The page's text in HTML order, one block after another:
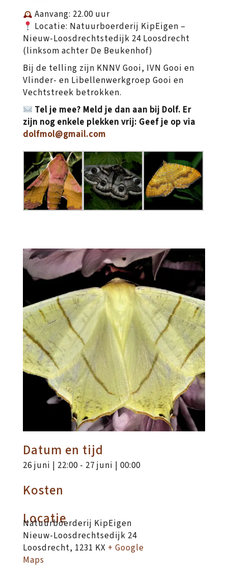
Aanvang: 22.00 uur
Locatie: Natuurboerderij KipEigen –
Nieuw-Loosdrechtstedijk 24 Loosdrecht
(linksom achter De Beukenhof)
Bij de telling zijn KNNV Gooi, IVN Gooi en
Vlinder- en Libellenwerkgroep Gooi en
Vechtstreek betrokken.
Tel je mee? Meld je dan aan bij Dolf. Er
zijn nog enkele plekken vrij: Geef je op via
dolfmol@gmail.com
Datum en tijd
26 juni | 22:00- 27 juni | 00:00
Kosten
Locatie
Natuurboerderij KipEigen
Nieuw-Loosdrechtsedijk 24
Loosdrecht, 1231 KX + Google
Maps